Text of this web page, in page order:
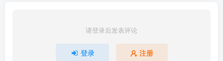
请登录后发表评论
登录 注册